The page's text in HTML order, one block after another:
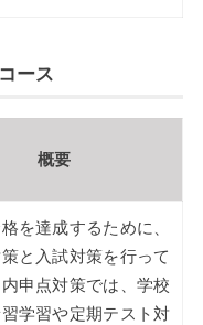
ース
概要
を達成するために、
と入試対策を行って
申点対策では、学校
学習や定期テスト対